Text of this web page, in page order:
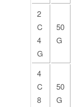
2
C
4
G
50
G
4
C
8
50
G